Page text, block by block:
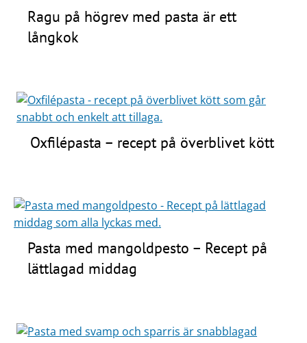
Ragu på högrev med pasta är ett
långkok
Oxfilépasta – recept på överblivet kött
Pasta med mangoldpesto – Recept på
lättlagad middag